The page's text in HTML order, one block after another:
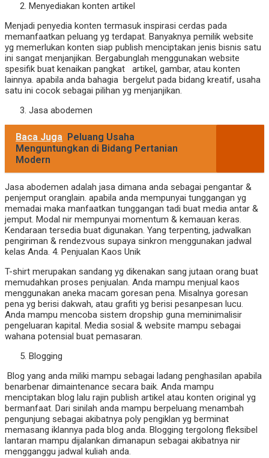
Menyediakan konten artikel
Menjadi penyedia konten termasuk inspirasi cerdas pada
memanfaatkan peluang yg terdapat. Banyaknya pemilik website
yg memerlukan konten siap publish menciptakan jenis bisnis satu
ini sangat menjanjikan. Bergabunglah menggunakan website
spesifik buat kenaikan pangkat artikel, gambar, atau konten
lainnya. apabila anda bahagia bergelut pada bidang kreatif, usaha
satu ini cocok sebagai pilihan yg menjanjikan.
Jasa abodemen
Baca Juga Peluang Usaha
Menguntungkan di Bidang Pertanian
Modern
Jasa abodemen adalah jasa dimana anda sebagai pengantar &
penjemput oranglain. apabila anda mempunyai tunggangan yg
memadai maka manfaatkan tunggangan tadi buat media antar &
jemput. Modal nir mempunyai momentum & kemauan keras.
Kendaraan tersedia buat digunakan. Yang terpenting, jadwalkan
pengiriman & rendezvous supaya sinkron menggunakan jadwal
kelas Anda. 4. Penjualan Kaos Unik
T-shirt merupakan sandang yg dikenakan sang jutaan orang buat
memudahkan proses penjualan. Anda mampu menjual kaos
menggunakan aneka macam goresan pena. Misalnya goresan
pena yg berisi dakwah, atau grafiti yg berisi pesanpesan lucu.
Anda mampu mencoba sistem dropship guna meminimalisir
pengeluaran kapital. Media sosial & website mampu sebagai
wahana potensial buat pemasaran.
Blogging
Blog yang anda miliki mampu sebagai ladang penghasilan apabila
benarbenar dimaintenance secara baik. Anda mampu
menciptakan blog lalu rajin publish artikel atau konten original yg
bermanfaat. Dari sinilah anda mampu berpeluang menambah
pengunjung sebagai akibatnya poly pengiklan yg berminat
memasang iklannya pada blog anda. Blogging tergolong fleksibel
lantaran mampu dijalankan dimanapun sebagai akibatnya nir
mengganggu jadwal kuliah anda.